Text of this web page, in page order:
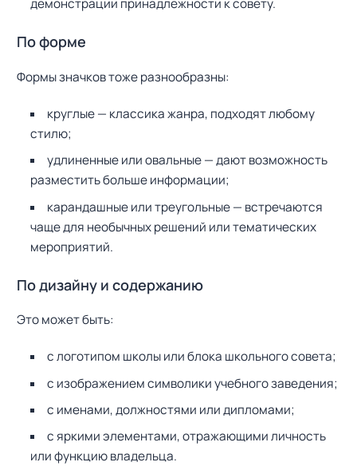
демонстрации принадлежности к совету.
По форме
Формы значков тоже разнообразны:
круглые — классика жанра, подходят любому
стилю;
удлиненные или овальные — дают возможность
разместить больше информации;
карандашные или треугольные — встречаются
чаще для необычных решений или тематических
мероприятий.
По дизайну и содержанию
Это может быть:
с логотипом школы или блока школьного совета;
с изображением символики учебного заведения;
с именами, должностями или дипломами;
с яркими элементами, отражающими личность
или функцию владельца.